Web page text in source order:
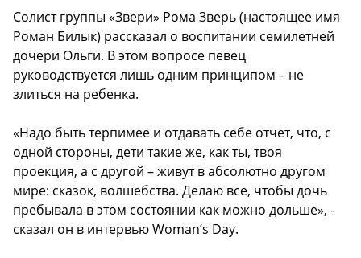
Солист группы «Звери» Рома Зверь (настоящее имя
Роман Билык) рассказал о воспитании семилетней
дочери Ольги. В этом вопросе певец
руководствуется лишь одним принципом – не
злиться на ребенка.
«Надо быть терпимее и отдавать себе отчет, что, с
одной стороны, дети такие же, как ты, твоя
проекция, а с другой – живут в абсолютно другом
мире: сказок, волшебства. Делаю все, чтобы дочь
пребывала в этом состоянии как можно дольше», -
сказал он в интервью Woman’s Day.